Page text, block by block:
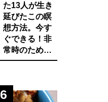
た13人が生き
延びたこの瞑
想方法。今す
ぐできる！非
常時のために
知っておきた
マネージ。
6